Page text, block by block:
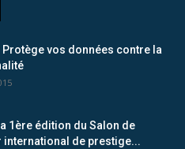
Protège vos données contre la
1ère édition du Salon de
international de prestige...